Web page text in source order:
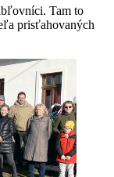
Tam to
prisťahovaných